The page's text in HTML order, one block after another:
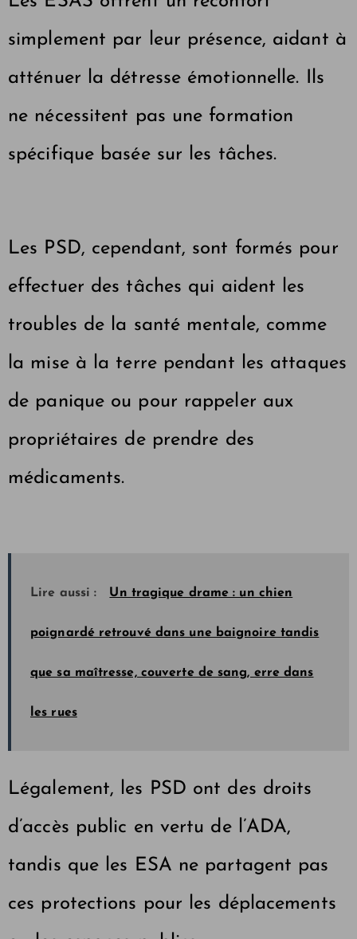
simplement par leur présence, aidant à
atténuer la détresse émotionnelle. Ils
ne nécessitent pas une formation
spécifique basée sur les tâches.
Les PSD, cependant, sont formés pour
effectuer des tâches qui aident les
troubles de la santé mentale, comme
la mise à la terre pendant les attaques
de panique ou pour rappeler aux
propriétaires de prendre des
médicaments.
Lire aussi : Un tragique drame : un chien
poignardé retrouvé dans une baignoire tandis
que sa maîtresse, couverte de sang, erre dans
les rues
Légalement, les PSD ont des droits
d’accès public en vertu de l’ADA,
tandis que les ESA ne partagent pas
ces protections pour les déplacements